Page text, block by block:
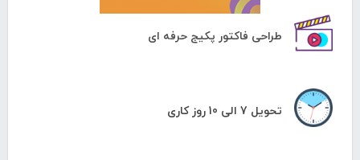
طراحی فاکتور پکیج حرفه ای
تحویل 7 الی 10 روز کاری